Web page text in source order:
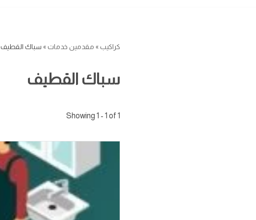
كراكيب» مقدمين خدمات» سباك القطيف
سباك القطيف
Showing 1 - 1 of 1